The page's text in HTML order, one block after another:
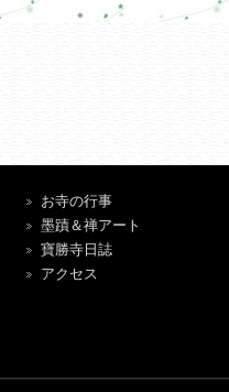
お寺の行事
墨蹟＆禅アート
寶勝寺日誌
アクセス